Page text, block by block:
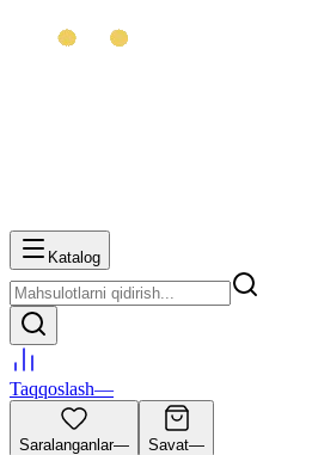
Katalog
Taqqoslash—
Saralanganlar— Savat—